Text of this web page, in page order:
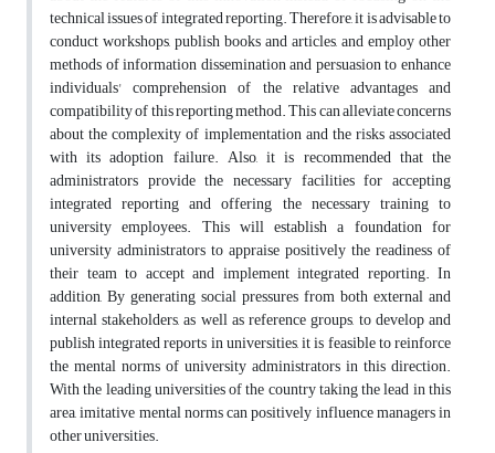
technical issues of integrated reporting. Therefore, it is advisable to
conduct workshops, publish books and articles, and employ other
methods of information dissemination and persuasion to enhance
individuals' comprehension of the relative advantages and
compatibility of this reporting method. This can alleviate concerns
about the complexity of implementation and the risks associated
with its adoption failure. Also, it is recommended that the
administrators provide the necessary facilities for accepting
integrated reporting and offering the necessary training to
university employees. This will establish a foundation for
university administrators to appraise positively the readiness of
their team to accept and implement integrated reporting. In
addition, By generating social pressures from both external and
internal stakeholders, as well as reference groups, to develop and
publish integrated reports in universities, it is feasible to reinforce
the mental norms of university administrators in this direction.
With the leading universities of the country taking the lead in this
area, imitative mental norms can positively influence managers in
other universities.